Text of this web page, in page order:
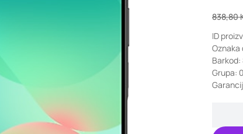
838,80
ID
Oznaka
Grupa: